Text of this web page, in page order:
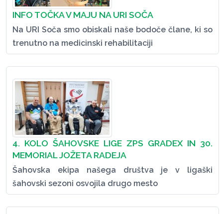
INFO TOČKA V MAJU NA URI SOČA
Na URI Soča smo obiskali naše bodoče člane, ki so
trenutno na medicinski rehabilitaciji
4. KOLO ŠAHOVSKE LIGE ZPS GRADEX IN 30.
MEMORIAL JOŽETA RADEJA
Šahovska ekipa našega društva je v ligaški
šahovski sezoni osvojila drugo mesto